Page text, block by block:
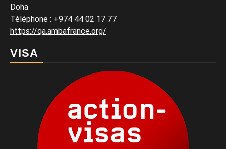
Doha
Téléphone : +974 44 02 17 77
https://qa.ambafrance.org/
VISA